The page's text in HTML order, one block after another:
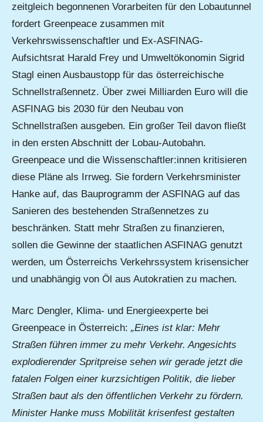
zeitgleich begonnenen Vorarbeiten für den Lobautunnel
fordert Greenpeace zusammen mit
Verkehrswissenschaftler und Ex-ASFINAG-
Aufsichtsrat Harald Frey und Umweltökonomin Sigrid
Stagl einen Ausbaustopp für das österreichische
Schnellstraßennetz. Über zwei Milliarden Euro will die
ASFINAG bis 2030 für den Neubau von
Schnellstraßen ausgeben. Ein großer Teil davon fließt
in den ersten Abschnitt der Lobau-Autobahn.
Greenpeace und die Wissenschaftler:innen kritisieren
diese Pläne als Irrweg. Sie fordern Verkehrsminister
Hanke auf, das Bauprogramm der ASFINAG auf das
Sanieren des bestehenden Straßennetzes zu
beschränken. Statt mehr Straßen zu finanzieren,
sollen die Gewinne der staatlichen ASFINAG genutzt
werden, um Österreichs Verkehrssystem krisensicher
und unabhängig von Öl aus Autokratien zu machen.
Marc Dengler, Klima- und Energieexperte bei
Greenpeace in Österreich: „Eines ist klar: Mehr
Straßen führen immer zu mehr Verkehr. Angesichts
explodierender Spritpreise sehen wir gerade jetzt die
fatalen Folgen einer kurzsichtigen Politik, die lieber
Straßen baut als den öffentlichen Verkehr zu fördern.
Minister Hanke muss Mobilität krisenfest gestalten